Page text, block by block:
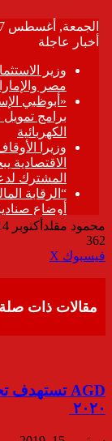
محمود مقلد أكتوبر 14, 2022
362
فيسبوك ‫X
مقالات ذات صلة
٢٠٢٠